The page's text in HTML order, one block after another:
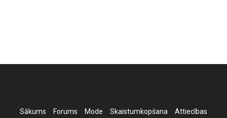
Sākums Forums Mode Skaistumkopšana
Attiecības